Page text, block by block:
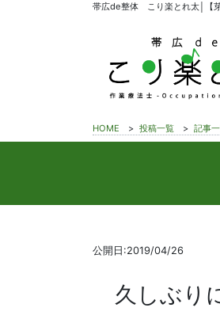
帯広de整体 こり楽とれ太│【
HOME > 投稿一覧 > 記事
公開日:2019/04/26
久しぶり